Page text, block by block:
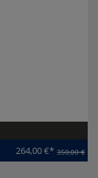
264,00 €* 350,00 €